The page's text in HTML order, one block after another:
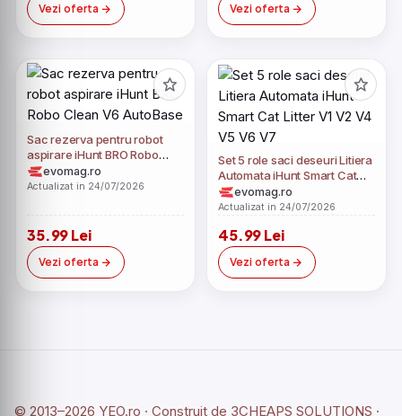
Vezi oferta Vezi oferta
Sac rezerva pentru robot
aspirare iHunt BRO Robo
Clean V6 AutoBase
evomag.ro
Actualizat in 24/07/2026
35.99 Lei
Vezi oferta
Set 5 role saci deseuri Litiera
Automata iHunt Smart Cat
Litter V1 V2 V4 V5 V6 V7
evomag.ro
Actualizat in 24/07/2026
45.99 Lei
Vezi oferta
© 2013–2026 YEO.ro · Construit de 3CHEAPS SOLUTIONS ·